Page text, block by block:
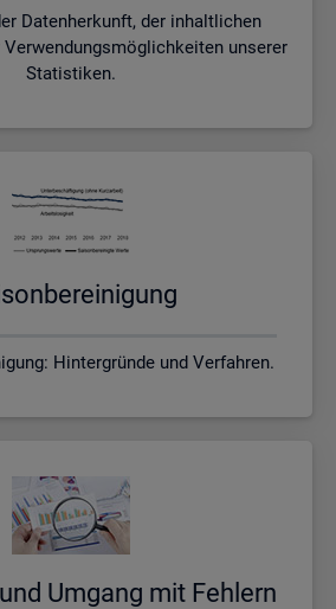
Datenherkunft, der inhaltlichen
unserer
Statistiken.
Hintergründe und Verfahren.
Um­gang mit Feh­lern